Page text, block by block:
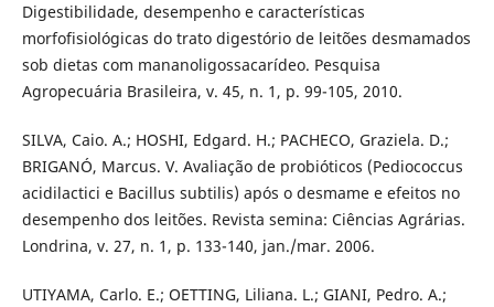
Digestibilidade, desempenho e características
morfofisiológicas do trato digestório de leitões desmamados
sob dietas com mananoligossacarídeo. Pesquisa
Agropecuária Brasileira, v. 45, n. 1, p. 99-105, 2010.
SILVA, Caio. A.; HOSHI, Edgard. H.; PACHECO, Graziela. D.;
BRIGANÓ, Marcus. V. Avaliação de probióticos (Pediococcus
acidilactici e Bacillus subtilis) após o desmame e efeitos no
desempenho dos leitões. Revista semina: Ciências Agrárias.
Londrina, v. 27, n. 1, p. 133-140, jan./mar. 2006.
UTIYAMA, Carlo. E.; OETTING, Liliana. L.; GIANI, Pedro. A.;